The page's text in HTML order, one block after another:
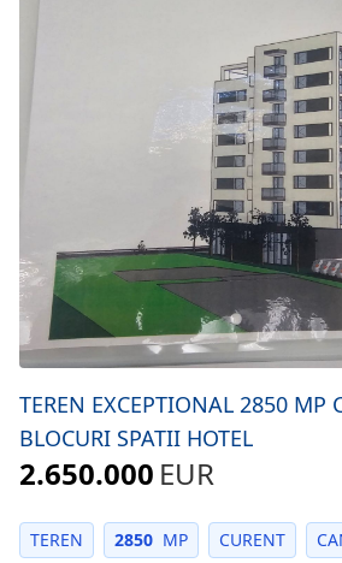
TEREN EXCEPTIONAL 2850 MP
BLOCURI SPATII HOTEL
2.650.000 EUR
TEREN MP
2850 CURENT